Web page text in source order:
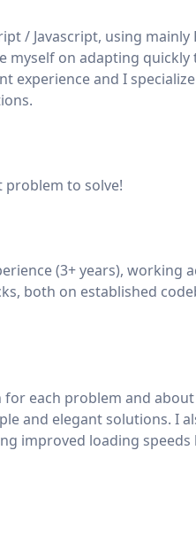
/ Javascript, using mainly
on adapting quickly
experience and I
problem to solve!
(3+ years), working
both on established
each problem and
and elegant solutions. I
improved loading speeds